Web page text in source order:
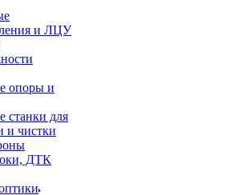
и ЛЦУ
опоры и
станки для
и чистки
ДТК